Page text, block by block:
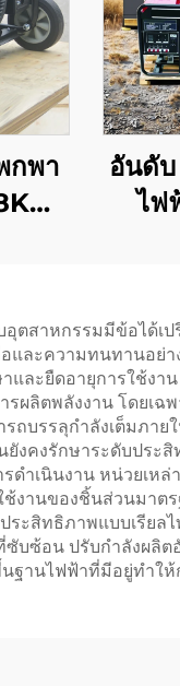
กพา
าย
อันดับ
ไฟ
อุตสาหกรรมมีข้อได้
และความทนทานอย่า
และยืดอายุการใช้งา
รผลิตพลังงาน โดยเ
ถบรรลุกำลังเต็มภา
งคงรักษาระดับประ
ดำเนินงาน หน่วยเห
งานของชิ้นส่วนมาต
ะสิทธิภาพแบบเรียล
บซ้อน ปรับกำลังผลิ
นฐานไฟฟ้าที่มีอยู่ทำ